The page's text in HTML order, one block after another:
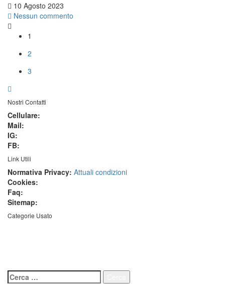
10 Agosto 2023
Nessun commento
1
2
3
Nostri Contatti
Cellulare:
Mail:
IG:
FB:
Link Utili
Normativa Privacy: Attuali condizioni
Cookies:
Faq:
Sitemap:
Categorie Usato
Ricerca